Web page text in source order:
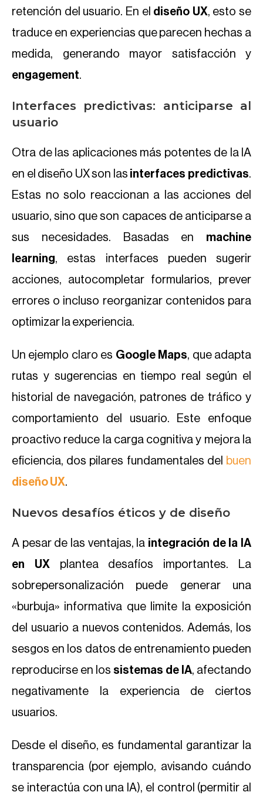
retención del usuario. En el diseño UX, esto se
traduce en experiencias que parecen hechas a
medida, generando mayor satisfacción y
engagement.
Interfaces predictivas: anticiparse al
usuario
Otra de las aplicaciones más potentes de la IA
en el diseño UX son las interfaces predictivas.
Estas no solo reaccionan a las acciones del
usuario, sino que son capaces de anticiparse a
sus necesidades. Basadas en machine
learning, estas interfaces pueden sugerir
acciones, autocompletar formularios, prever
errores o incluso reorganizar contenidos para
optimizar la experiencia.
Un ejemplo claro es Google Maps, que adapta
rutas y sugerencias en tiempo real según el
historial de navegación, patrones de tráfico y
comportamiento del usuario. Este enfoque
proactivo reduce la carga cognitiva y mejora la
eficiencia, dos pilares fundamentales del buen
diseño UX.
Nuevos desafíos éticos y de diseño
A pesar de las ventajas, la integración de la IA
en UX plantea desafíos importantes. La
sobrepersonalización puede generar una
«burbuja» informativa que limite la exposición
del usuario a nuevos contenidos. Además, los
sesgos en los datos de entrenamiento pueden
reproducirse en los sistemas de IA, afectando
negativamente la experiencia de ciertos
usuarios.
Desde el diseño, es fundamental garantizar la
transparencia (por ejemplo, avisando cuándo
se interactúa con una IA), el control (permitir al